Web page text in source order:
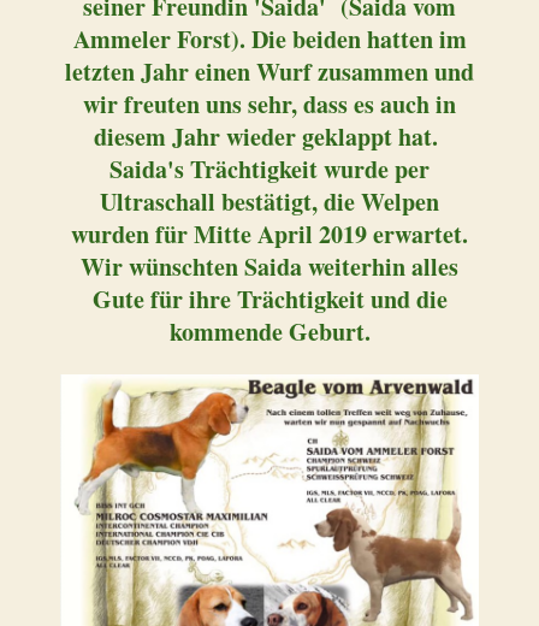
Ammeler Forst). Die beiden hatten im
letzten Jahr einen Wurf zusammen und
wir freuten uns sehr, dass es auch in
diesem Jahr wieder geklappt hat.
Saida's Trächtigkeit wurde per
Ultraschall bestätigt, die Welpen
wurden für Mitte April 2019 erwartet.
Wir wünschten Saida weiterhin alles
Gute für ihre Trächtigkeit und die
kommende Geburt.